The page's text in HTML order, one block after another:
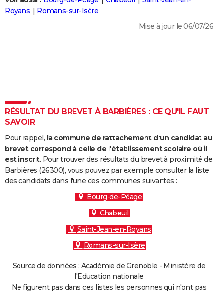
Destinations
City break
Voyage nature
Voyage de noces
Forum
Climat
+
PHOTO
Dictionnaire
Biographies
Citations
Expressions
Proverbes
PROGRAMME TV
S'inscrire
Se connecter
Lycées
Collèges
Primaires
Universités
Entreprises
Service militaire
Avis de recherche
AVIS DE DÉCÈS
FORUM
Royans
Romans-sur-Isère
Mise à jour le 06/07/26
RÉSULTAT DU BREVET À BARBIÈRES : CE QU'IL FAUT
SAVOIR
Pour rappel, la commune de rattachement d'un candidat au
brevet correspond à celle de l'établissement scolaire où il
est inscrit. Pour trouver des résultats du brevet à proximité de
Barbières (26300), vous pouvez par exemple consulter la liste
des candidats dans l'une des communes suivantes :
Bourg-de-Péage
Chabeuil
Saint-Jean-en-Royans
Romans-sur-Isère
Source de données : Académie de Grenoble - Ministère de
l'Education nationale
Ne figurent pas dans ces listes les personnes qui n'ont pas